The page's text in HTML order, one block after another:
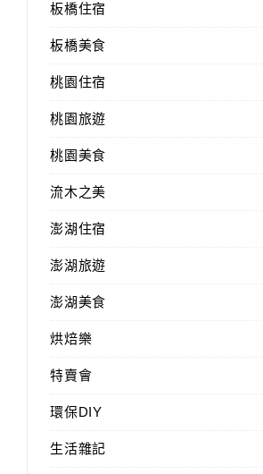
板橋住宿
板橋美食
桃園住宿
桃園旅遊
桃園美食
流木之美
澎湖住宿
澎湖旅遊
澎湖美食
烘焙樂
特賣會
環保DIY
生活雜記